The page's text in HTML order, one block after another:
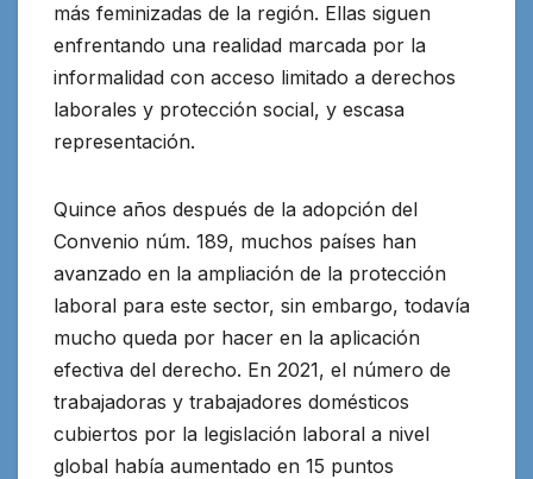
más feminizadas de la región. Ellas siguen
enfrentando una realidad marcada por la
informalidad con acceso limitado a derechos
laborales y protección social, y escasa
representación.
Quince años después de la adopción del
Convenio núm. 189, muchos países han
avanzado en la ampliación de la protección
laboral para este sector, sin embargo, todavía
mucho queda por hacer en la aplicación
efectiva del derecho. En 2021, el número de
trabajadoras y trabajadores domésticos
cubiertos por la legislación laboral a nivel
global había aumentado en 15 puntos